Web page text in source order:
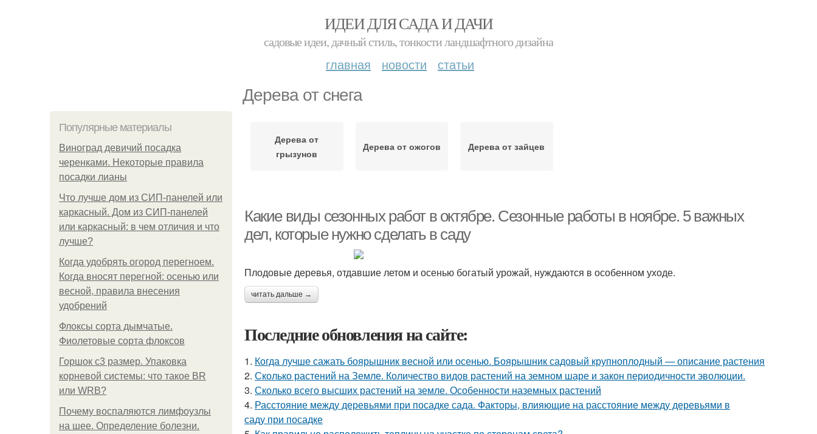
ИДЕИ ДЛЯ САДА И ДАЧИ
садовые идеи, дачный стиль, тонкости ландшафтного дизайна
главная новости статьи
Дерева от снега
Популярные материалы
Виноград девичий посадка
черенками. Некоторые правила
посадки лианы
Что лучше дом из СИП-панелей или
каркасный. Дом из СИП-панелей
или каркасный: в чем отличия и что
лучше?
Когда удобрять огород перегноем.
Когда вносят перегной: осенью или
весной, правила внесения
удобрений
Флоксы сорта дымчатые.
Фиолетовые сорта флоксов
Горшок с3 размер. Упаковка
корневой системы: что такое BR
или WRB?
Почему воспаляются лимфоузлы
на шее. Определение болезни.
Дерева от
грызунов
Дерева от ожогов Дерева от зайцев
Какие виды сезонных работ в октябре. Сезонные работы в ноябре. 5 важных
дел, которые нужно сделать в саду
Плодовые деревья, отдавшие летом и осенью богатый урожай, нуждаются в особенном уходе.
читать дальше →
Последние обновления на сайте:
1. Когда лучше сажать боярышник весной или осенью. Боярышник садовый крупноплодный — описание растения
2. Сколько растений на Земле. Количество видов растений на земном шаре и закон периодичности эволюции.
3. Сколько всего высших растений на земле. Особенности наземных растений
4. Расстояние между деревьями при посадке сада. Факторы, влияющие на расстояние между деревьями в
саду при посадке